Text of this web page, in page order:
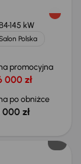
B4145 kW
Polska
promocyjna
000 zł
po obniżce
000 zł